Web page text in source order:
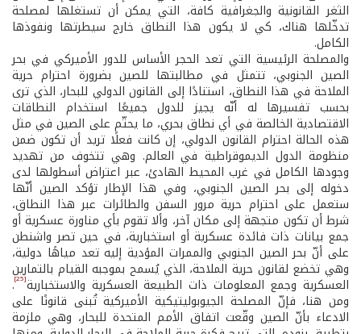
الثغر القانونية والجغرافية كافة، التي يمكن أن تستغلها لمصلحة
تدخّلها هناك، كي لا يكون هذا النطاق خارج سيطرتها ونفوذها
الكامل.
والمصلحة الرئيسية التي تعد الحجر الأساس للدور الأميركي في بحر
الصين الجنوبي، تتمثل في مطالبتها للصين بضرورة احترام حرية
الملاحة في هذا النطاق، استنادًا إلى القانون الدولي للبحار، الذي ترى
بحسب تفسيرها له أنّه يجيز للدول جميعًا استخدام النطاقات
الاقتصادية الخالصة في أي نطاق بحري، ما يحتّم على الصين في مثل
هذه الحالة احترام القانون الدولي، إن كانت فعلًا تريد أن تكون ضمن
منظومة الدول الديموقراطية في العالم. وهي تتخوف من تهديد
وجودها الكامل في غرب المحيط الهادئ، عبر اعتراض أسطولها لدى
دخوله إلى بحر الصين الجنوبي، وفي هذا الإطار تؤكد الصين أنّها
ستعمل على احترام حرية مرور السفن والطائرات عبر هذا النطاق،
شرط أن تكون متجهة إلى مكان آخر، وألا تقوم بأي مناورة عسكرية أو
جمع بيانات ذات فائدة عسكرية أو استخبارية، في حين تصر واشنطن
على أنّ بحر الصين الجنوبي والممرات المؤدية إليه تعد مياهًا دولية،
وهي تخضع لقانون حرية الملاحة، الذي يُسمح بموجبه القيام بالتمارين
العسكرية وجمع المعلومات ذات الطبيعة العسكرية والاستخبارية[25]
.
ومن هنا، فإنّ المصلحة الجيوبوليتيكية الأميركية تُبنى قانونًا على
الادعاء بأنّ الصين وقّعت اتفاق الأمم المتحدة للبحار، وهي ملزمة